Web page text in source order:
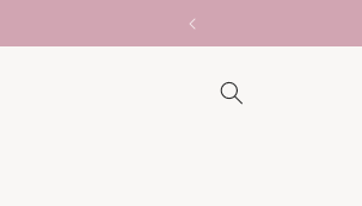
ai contenuti